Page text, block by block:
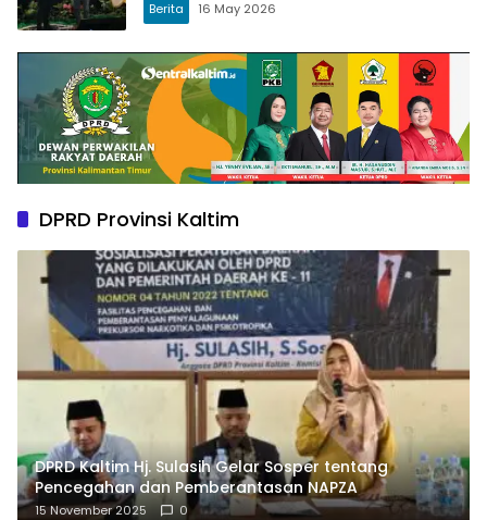
Berita 16 May 2026
DPRD Provinsi Kaltim
DPRD Kaltim Hj. Sulasih Gelar Sosper tentang
Pencegahan dan Pemberantasan NAPZA
15 November 2025 0